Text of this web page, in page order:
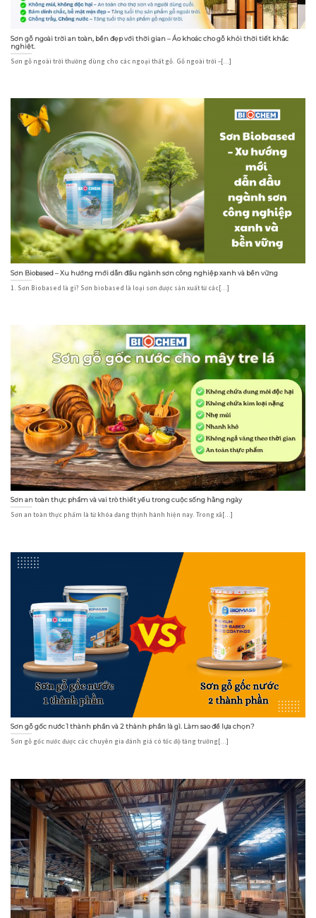
Sơn gỗ ngoài trời an toàn, bền đẹp với thời gian – Áo khoác cho gỗ khỏi thời tiết khắc
nghiệt.
Sơn gỗ ngoài trời thường dùng cho các ngoại thất gỗ. Gỗ ngoài trời –[...]
Sơn Biobased – Xu hướng mới dẫn đầu ngành sơn công nghiệp xanh và bền vững
1. Sơn Biobased là gì? Sơn biobased là loại sơn được sản xuất từ các[...]
Sơn an toàn thực phẩm và vai trò thiết yếu trong cuộc sống hằng ngày
Sơn an toàn thực phẩm là từ khóa đang thịnh hành hiện nay. Trong xã[...]
Sơn gỗ gốc nước 1 thành phần và 2 thành phần là gì. Làm sao để lựa chọn?
Sơn gỗ gốc nước được các chuyên gia đánh giá có tốc độ tăng trưởng[...]